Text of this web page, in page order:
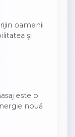
oamenii
și
este o
nouă